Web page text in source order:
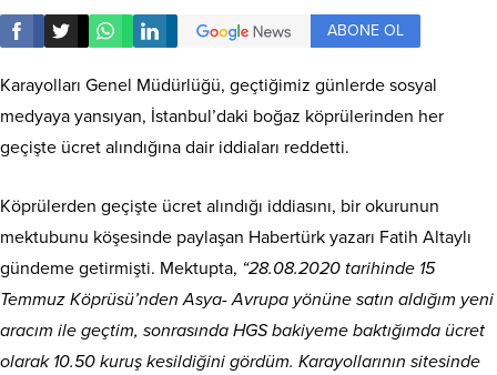
ABONE OL
Karayolları Genel Müdürlüğü, geçtiğimiz günlerde sosyal
medyaya yansıyan, İstanbul’daki boğaz köprülerinden her
geçişte ücret alındığına dair iddiaları reddetti.
Köprülerden geçişte ücret alındığı iddiasını, bir okurunun
mektubunu köşesinde paylaşan Habertürk yazarı Fatih Altaylı
gündeme getirmişti. Mektupta, “28.08.2020 tarihinde 15
Temmuz Köprüsü’nden Asya- Avrupa yönüne satın aldığım yeni
aracım ile geçtim, sonrasında HGS bakiyeme baktığımda ücret
olarak 10.50 kuruş kesildiğini gördüm. Karayollarının sitesinde